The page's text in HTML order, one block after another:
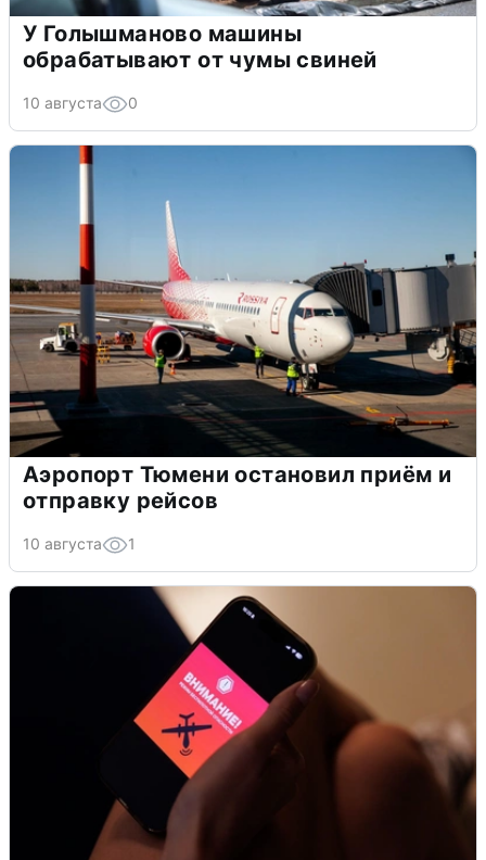
У Голышманово машины
обрабатывают от чумы свиней
10 августа 0
Аэропорт Тюмени остановил приём и
отправку рейсов
10 августа 1